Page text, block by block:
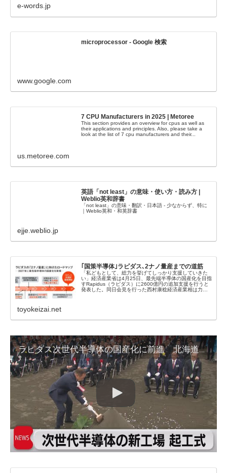
e-words.jp
microprocessor - Google 検索
www.google.com
7 CPU Manufacturers in 2025 | Metoree
This section provides an overview for cpus as well as
their applications and principles. Also, please take a
look at the list of 7 cpu manufacturers and their...
us.metoree.com
英語「not least」の意味・使い方・読み方 |
Weblio英和辞書
「not least」の意味・翻訳・日本語 - 少なからず、特に
｜Weblio英和・和英辞書
ejje.weblio.jp
｢国策半導体｣ラピダス､2ナノ量産までの道筋
「私どもとして、総力を挙げてしっかり支援していきた
い」経済産業省は4月25日、最先端半導体の国産化を目指
すRapidus（ラピダス）に2600億円の追加支援を行うと
発表した。同日会見を行った西村康稔経済産業相は力…
toyokeizai.net
ラピダス次世代半導体の国産化に前進 北海道千歳市で起工式 2027年の量産開始目指す（2023年9月1日）